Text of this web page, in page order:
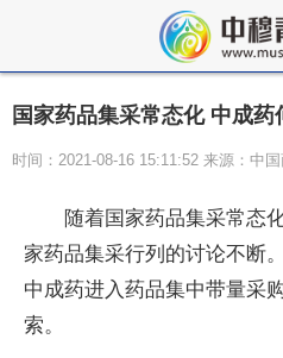
国家药品集采常态化 中成
时间：2021-08-16 15:11:52 来源：中国
随着国家药品集采常态
家药品集采行列的讨论不断
中成药进入药品集中带量采
索。